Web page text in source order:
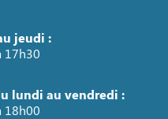
jeudi :
17h30
lundi au vendredi :
18h00